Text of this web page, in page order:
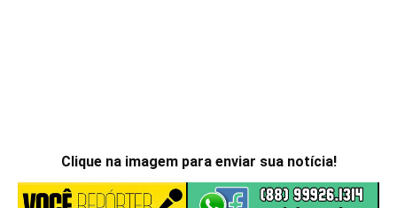
Clique na imagem para enviar sua notícia!